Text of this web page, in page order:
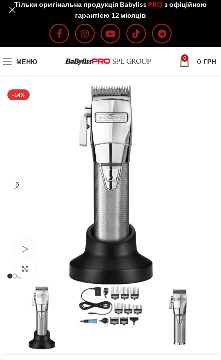
МЕНЮ 0 0 ГРН
-14%
Клацніть, щоб збільшити
Тільки оригінальна продукція Babyliss PRO з офіційною
гарантією 12 місяців